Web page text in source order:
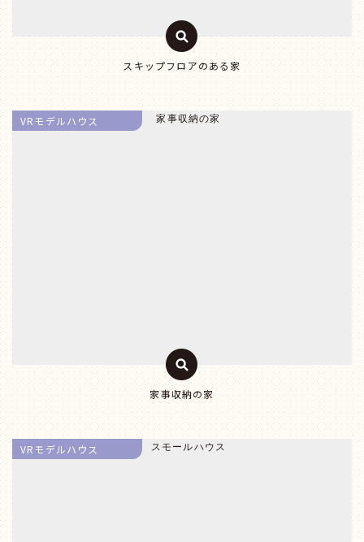
スキップフロアのある家
VRモデルハウス
家事収納の家
VRモデルハウス